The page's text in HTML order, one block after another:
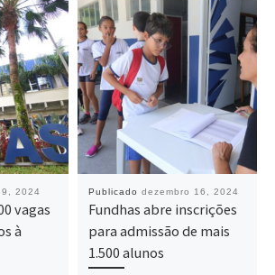
2024
vagas
à
Publicado dezembro 16, 2024
Fundhas abre inscrições
para admissão de mais
1.500 alunos